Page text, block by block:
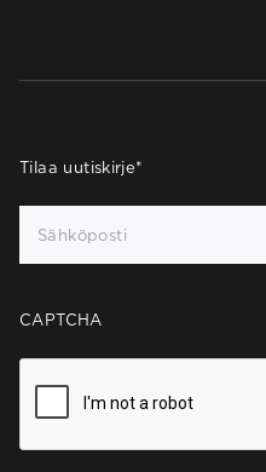
Tilaa uutiskirje*
CAPTCHA